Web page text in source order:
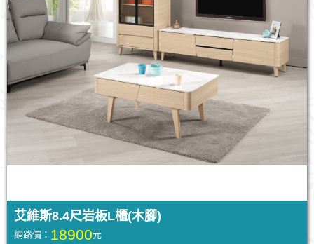
艾維斯8.4尺岩板L櫃(木腳)
網路價： 18900元